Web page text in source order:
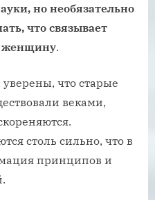
но необязательно
что связывает
женщину.
что старые
веками,
столь сильно, что в
принципов и